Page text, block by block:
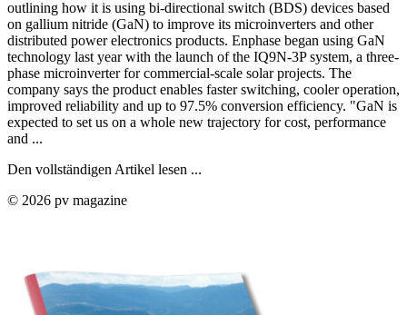
outlining how it is using bi-directional switch (BDS) devices based
on gallium nitride (GaN) to improve its microinverters and other
distributed power electronics products. Enphase began using GaN
technology last year with the launch of the IQ9N-3P system, a three-
phase microinverter for commercial-scale solar projects. The
company says the product enables faster switching, cooler operation,
improved reliability and up to 97.5% conversion efficiency. "GaN is
expected to set us on a whole new trajectory for cost, performance
and ...
Den vollständigen Artikel lesen ...
© 2026 pv magazine